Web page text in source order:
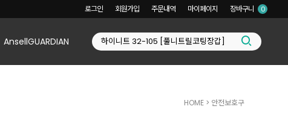
로그인 회원가입 주문내역 마이페이지 장바구니 0
AnsellGUARDIAN
HOME > 안전보호구